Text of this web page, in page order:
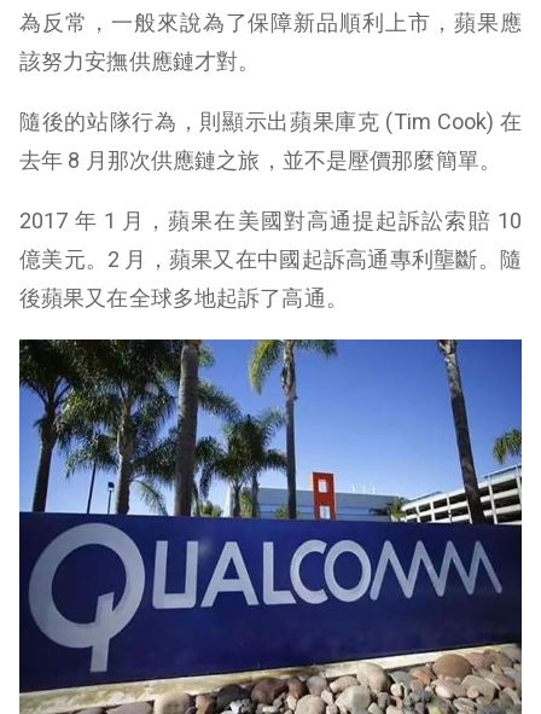
為反常，一般來說為了保障新品順利上市，蘋果應
該努力安撫供應鏈才對。
隨後的站隊行為，則顯示出蘋果庫克 (Tim Cook) 在
去年 8 月那次供應鏈之旅，並不是壓價那麼簡單。
2017 年 1 月，蘋果在美國對高通提起訴訟索賠 10
億美元。2 月，蘋果又在中國起訴高通專利壟斷。隨
後蘋果又在全球多地起訴了高通。